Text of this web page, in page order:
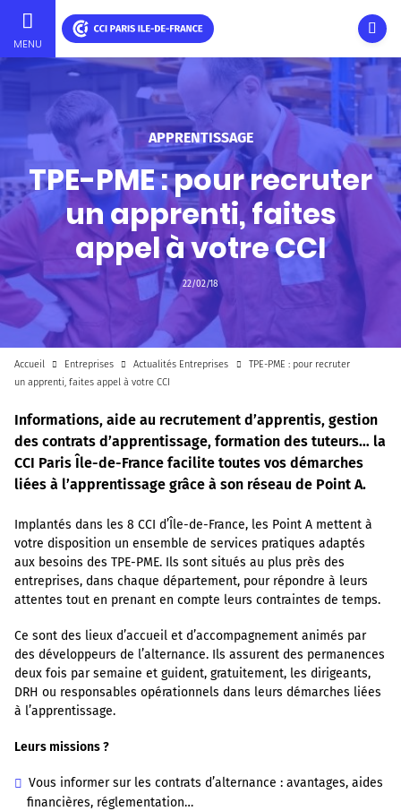
MENU
APPRENTISSAGE
TPE-PME : pour recruter
un apprenti, faites
appel à votre CCI
22/02/18
Accueil Entreprises Actualités Entreprises
TPE-PME : pour recruter
un apprenti, faites appel à votre CCI
Informations, aide au recrutement d’apprentis, gestion
des contrats d’apprentissage, formation des tuteurs… la
CCI Paris Île-de-France facilite toutes vos démarches
liées à l’apprentissage grâce à son réseau de Point A.
Implantés dans les 8 CCI d’Île-de-France, les Point A mettent à
votre disposition un ensemble de services pratiques adaptés
aux besoins des TPE-PME. Ils sont situés au plus près des
entreprises, dans chaque département, pour répondre à leurs
attentes tout en prenant en compte leurs contraintes de temps.
Ce sont des lieux d’accueil et d’accompagnement animés par
des développeurs de l’alternance. Ils assurent des permanences
deux fois par semaine et guident, gratuitement, les dirigeants,
DRH ou responsables opérationnels dans leurs démarches liées
à l’apprentissage.
Leurs missions ?
Vous informer sur les contrats d’alternance : avantages, aides
financières, réglementation…